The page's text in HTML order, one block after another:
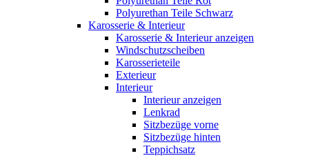
Polyurethan Teile Schwarz
Karosserie & Interieur
Karosserie & Interieur anzeigen
Windschutzscheiben
Karosserieteile
Exterieur
Interieur
Interieur anzeigen
Lenkrad
Sitzbezüge vorne
Sitzbezüge hinten
Teppichsatz